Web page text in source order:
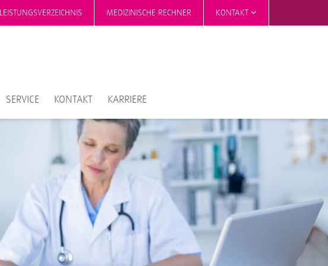
LEISTUNGSVERZEICHNIS MEDIZINISCHE RECHNER KONTAKT
SERVICE KONTAKT KARRIERE